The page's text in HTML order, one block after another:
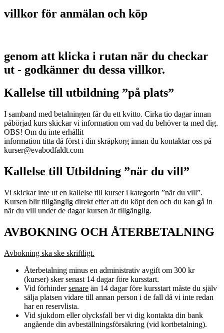
villkor för anmälan och köp
genom att klicka i rutan när du checkar
ut - godkänner du dessa villkor.
Kallelse till utbildning ”på plats”
I samband med betalningen får du ett kvitto. Cirka tio dagar innan
påbörjad kurs skickar vi information om vad du behöver ta med dig.
OBS! Om du inte erhållit
information titta då först i din skräpkorg innan du kontaktar oss på
kurser@evabodfaldt.com
Kallelse till Utbildning ”när du vill”
Vi skickarinte ut en kallelse till kurser i kategorin ”när du vill”.
Kursen blir tillgänglig direkt efter att du köpt den och du kan gå in
när du vill under de dagar kursen är tillgänglig.
AVBOKNING OCH ÅTERBETALNING
Avbokning ska ske skriftligt.
Återbetalning minus en administrativ avgift om 300 kr
(kurser) sker senast 14 dagar före kursstart.
Vid förhindersenare än 14 dagar före kursstart måste du själv
sälja platsen vidare till annan person i de fall då vi inte redan
har en reservlista.
Vid sjukdom eller olycksfall ber vi dig kontakta din bank
angående din avbeställningsförsäkring (vid kortbetalning).